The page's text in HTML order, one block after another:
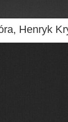
Henryk